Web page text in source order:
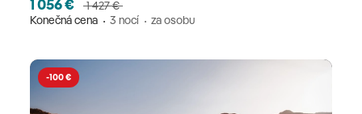
1 056 €
1 427 €
Konečná cena
3 nocí za osobu
-100 €